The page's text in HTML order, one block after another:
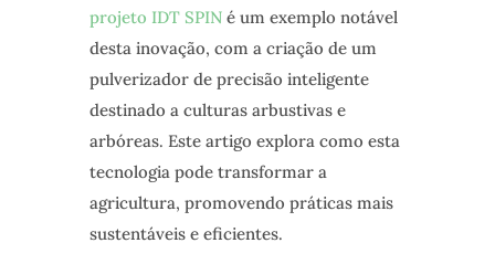
projeto IDT SPINé um exemplo notável
desta inovação, com a criação de um
pulverizador de precisão inteligente
destinado a culturas arbustivas e
arbóreas. Este artigo explora como esta
tecnologia pode transformar a
agricultura, promovendo práticas mais
sustentáveis e eficientes.